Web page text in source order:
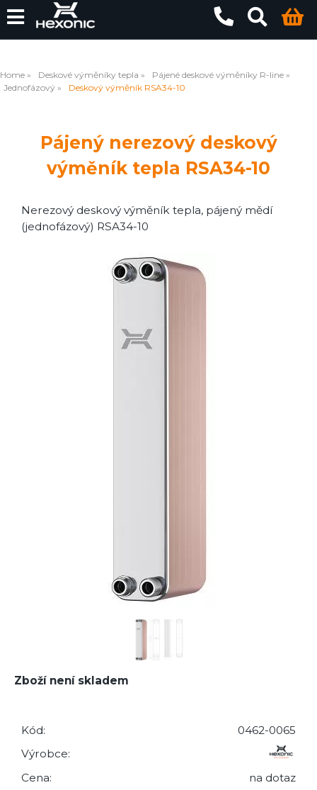
Home Deskové výměníky tepla
Pájené deskové výměníky R-line
Jednofázový
Deskový výměník RSA34-10
Pájený nerezový deskový
výměník tepla RSA34-10
Nerezový deskový výměník tepla, pájený mědí
(jednofázový) RSA34-10
Zboží není skladem
Kód:
0462-0065
Výrobce:
Cena:
na dotaz